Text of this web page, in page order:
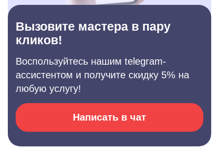
Вызовите мастера в пару
кликов!
Воспользуйтесь нашим telegram-
ассистентом и получите скидку 5% на
любую услугу!
Написать в чат